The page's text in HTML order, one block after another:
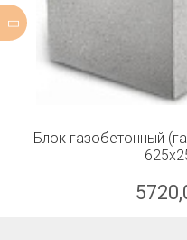
Блок газобетонный